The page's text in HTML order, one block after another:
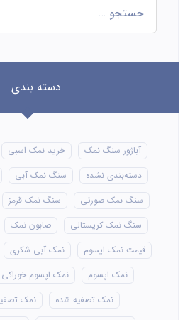
دسته بندی
آباژور سنگ نمک خرید نمک اسبی
دسته‌بندی نشده
سنگ نمک آبی
سنگ نمک صورتی
سنگ نمک قرمز
سنگ نمک کریستالی
صابون نمک
قیمت نمک اپسوم
نمک آبی شکری
نمک اپسوم
نمک اپسوم خوراکی
نمک تصفیه شده
نمک